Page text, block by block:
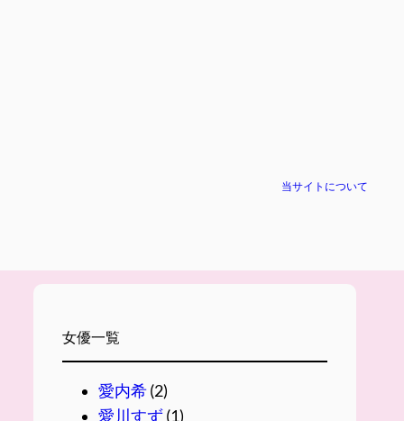
当サイトについて
女優一覧
愛内希(2)
愛川すず(1)